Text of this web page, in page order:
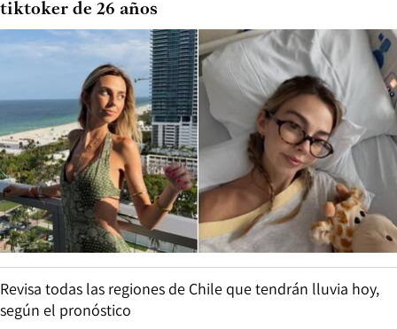
tiktoker de 26 años
Revisa todas las regiones de Chile que tendrán lluvia hoy,
según el pronóstico